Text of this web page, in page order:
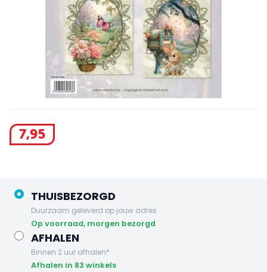
7,95
THUISBEZORGD
Duurzaam geleverd op jouw adres
op voorraad, morgen bezorgd
AFHALEN
Binnen 2 uur afhalen*
Afhalen in 83 winkels